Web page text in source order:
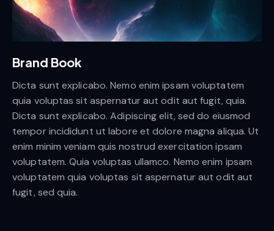
Brand Book
Dicta sunt explicabo. Nemo enim ipsam voluptatem
quia voluptas sit aspernatur aut odit aut fugit, quia.
Dicta sunt explicabo. Adipiscing elit, sed do eiusmod
tempor incididunt ut labore et dolore magna aliqua. Ut
enim minim veniam quis nostrud exercitation ipsam
voluptatem. Quia voluptas ullamco. Nemo enim ipsam
voluptatem quia voluptas sit aspernatur aut odit aut
fugit, sed quia.